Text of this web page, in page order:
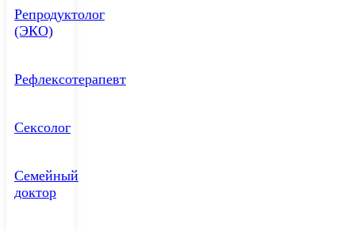
Репродуктолог
(ЭКО)
Рефлексотерапевт
Сексолог
Семейный
доктор